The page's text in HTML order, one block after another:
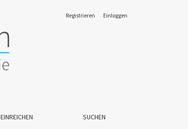
EINREICHEN SUCHEN
Registrieren Einloggen